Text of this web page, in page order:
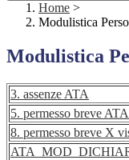
Home >
Modulistica
Modulistica
3. assenze ATA
5. permesso breve ATA
8. permesso breve X